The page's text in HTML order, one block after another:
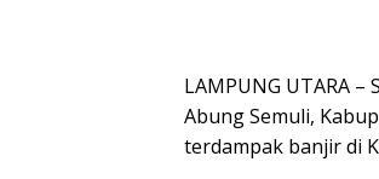
LAMPUNG UTARA –
Abung Semuli,
terdampak banjir di